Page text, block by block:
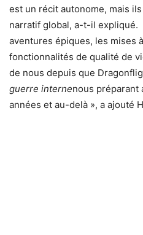
est un récit autonome, mais
narratif global, a-t-il expliqué.
aventures épiques, les mises
fonctionnalités de qualité de
de nous depuis que
guerre internenous préparant
années et au-delà », a ajouté